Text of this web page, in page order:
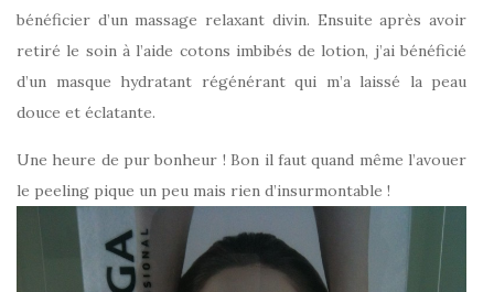
bénéficier d’un massage relaxant divin. Ensuite après avoir
retiré le soin à l’aide cotons imbibés de lotion, j’ai bénéficié
d’un masque hydratant régénérant qui m’a laissé la peau
douce et éclatante.
Une heure de pur bonheur ! Bon il faut quand même l’avouer
le peeling pique un peu mais rien d’insurmontable !